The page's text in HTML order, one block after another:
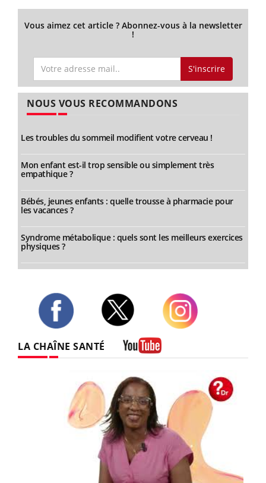
Vous aimez cet article ? Abonnez-vous à la newsletter
!
S'inscrire
NOUS VOUS RECOMMANDONS
Les troubles du sommeil modifient votre cerveau !
Mon enfant est-il trop sensible ou simplement très
empathique ?
Bébés, jeunes enfants : quelle trousse à pharmacie pour
les vacances ?
Syndrome métabolique : quels sont les meilleurs exercices
physiques ?
LA CHAÎNE SANTÉ